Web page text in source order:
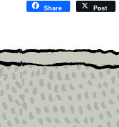
Share Post